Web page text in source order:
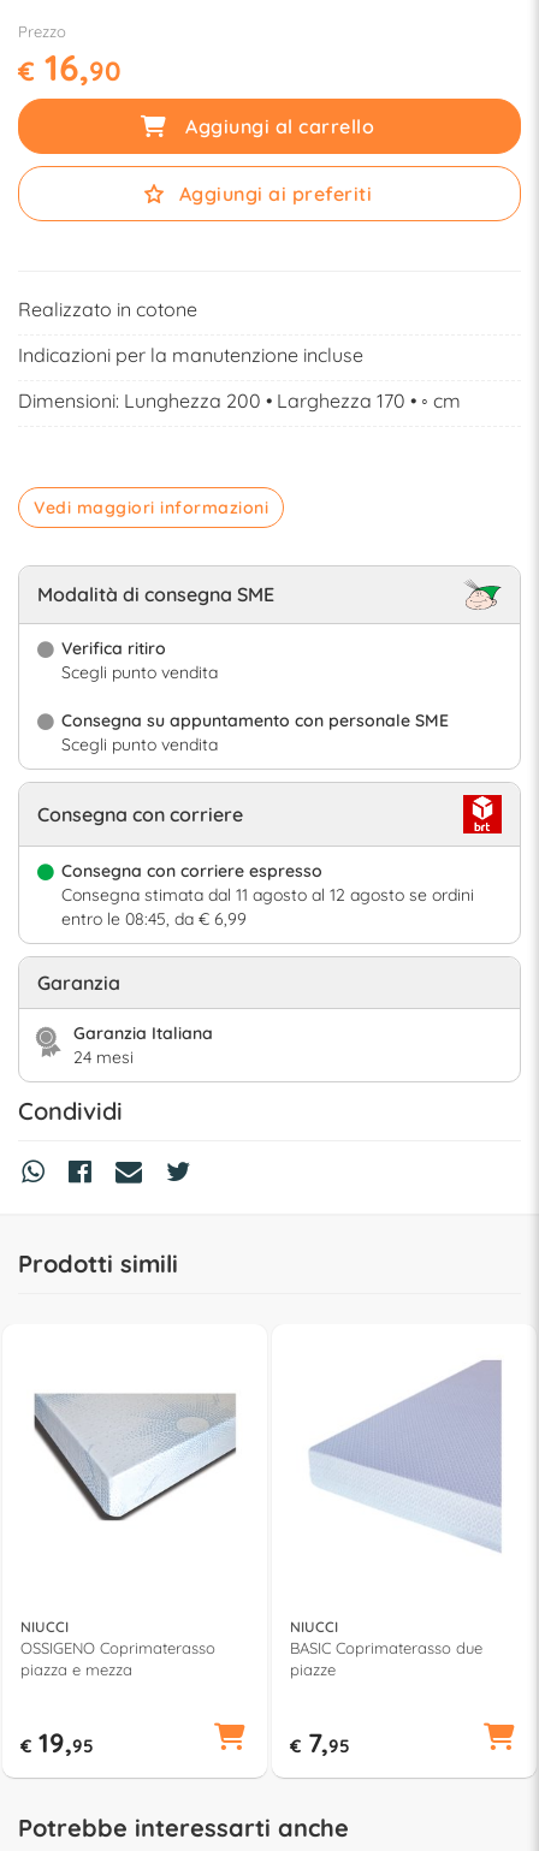
Prezzo
€ 16,90
Aggiungi al carrello
Aggiungi ai preferiti
Realizzato in cotone
Indicazioni per la manutenzione incluse
Dimensioni: Lunghezza 200 • Larghezza 170 • ◦ cm
Vedi maggiori informazioni
Modalità di consegna SME
Verifica ritiro
Scegli punto vendita
Consegna su appuntamento con personale SME
Scegli punto vendita
Consegna con corriere
Consegna con corriere espresso
Consegna stimata dal 11 agosto al 12 agosto se ordini
entro le 08:45, da € 6,99
Garanzia
Garanzia Italiana
24 mesi
Condividi
Prodotti simili
NIUCCI
OSSIGENO Coprimaterasso
piazza e mezza
€ 19,95
NIUCCI
BASIC Coprimaterasso due
piazze
€ 7,95
Potrebbe interessarti anche